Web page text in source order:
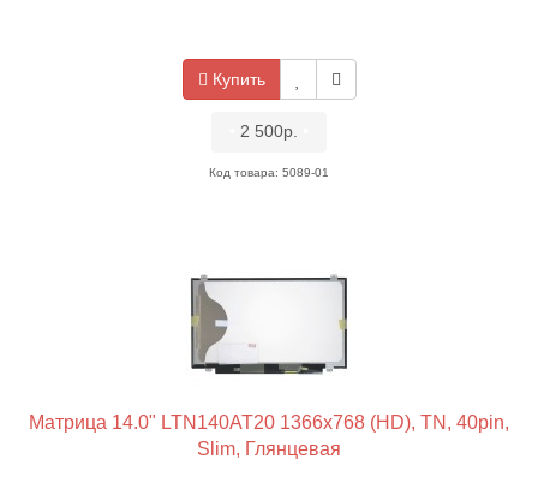
Купить
2 500р.
Код товара: 5089-01
Матрица 14.0" LTN140AT20 1366x768 (HD), TN, 40pin,
Slim, Глянцевая